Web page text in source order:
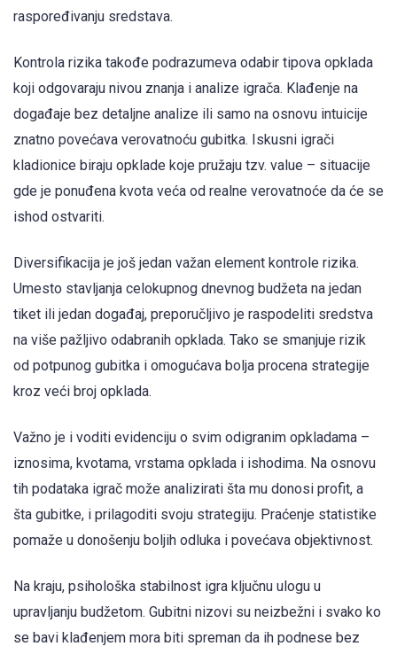
raspoređivanju sredstava.
Kontrola rizika takođe podrazumeva odabir tipova opklada
koji odgovaraju nivou znanja i analize igrača. Klađenje na
događaje bez detaljne analize ili samo na osnovu intuicije
znatno povećava verovatnoću gubitka. Iskusni igrači
kladionice biraju opklade koje pružaju tzv. value – situacije
gde je ponuđena kvota veća od realne verovatnoće da će se
ishod ostvariti.
Diversifikacija je još jedan važan element kontrole rizika.
Umesto stavljanja celokupnog dnevnog budžeta na jedan
tiket ili jedan događaj, preporučljivo je raspodeliti sredstva
na više pažljivo odabranih opklada. Tako se smanjuje rizik
od potpunog gubitka i omogućava bolja procena strategije
kroz veći broj opklada.
Važno je i voditi evidenciju o svim odigranim opkladama –
iznosima, kvotama, vrstama opklada i ishodima. Na osnovu
tih podataka igrač može analizirati šta mu donosi profit, a
šta gubitke, i prilagoditi svoju strategiju. Praćenje statistike
pomaže u donošenju boljih odluka i povećava objektivnost.
Na kraju, psihološka stabilnost igra ključnu ulogu u
upravljanju budžetom. Gubitni nizovi su neizbežni i svako ko
se bavi klađenjem mora biti spreman da ih podnese bez